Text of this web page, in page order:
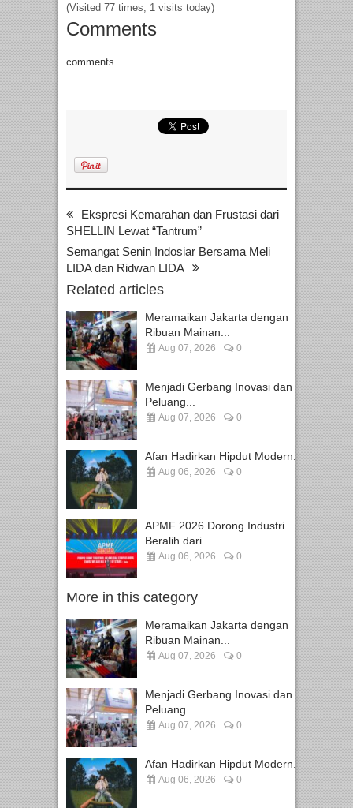
(Visited 77 times, 1 visits today)
Comments
comments
Ekspresi Kemarahan dan Frustasi dari
SHELLIN Lewat “Tantrum”
Semangat Senin Indosiar Bersama Meli
LIDA dan Ridwan LIDA
Related articles
Meramaikan Jakarta dengan
Ribuan Mainan...
Aug 07, 2026 0
Menjadi Gerbang Inovasi dan
Peluang...
Aug 07, 2026 0
Afan Hadirkan Hipdut Modern...
Aug 06, 2026 0
APMF 2026 Dorong Industri
Beralih dari...
Aug 06, 2026 0
More in this category
Meramaikan Jakarta dengan
Ribuan Mainan...
Aug 07, 2026 0
Menjadi Gerbang Inovasi dan
Peluang...
Aug 07, 2026 0
Afan Hadirkan Hipdut Modern...
Aug 06, 2026 0